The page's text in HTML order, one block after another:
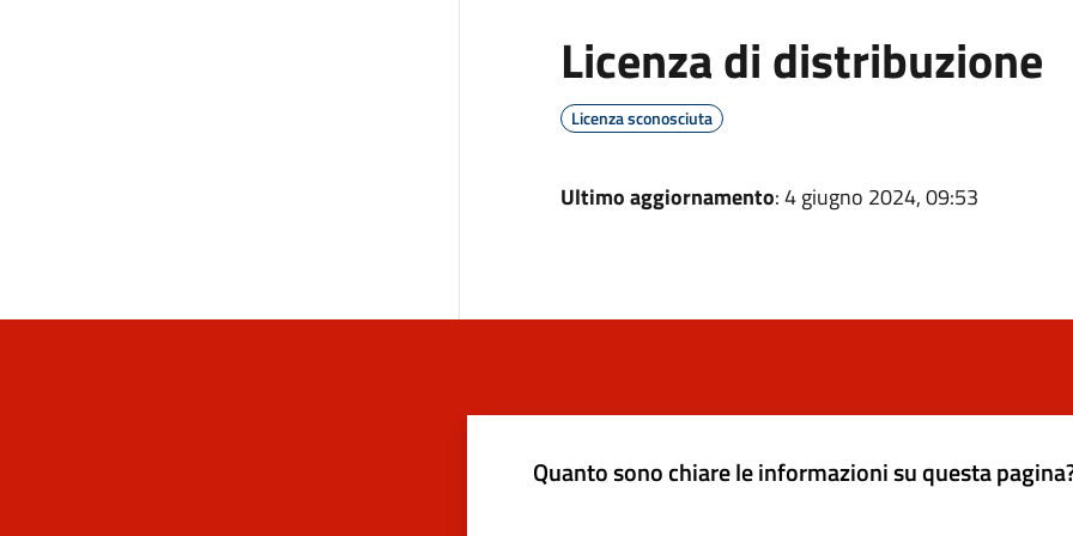
Licenza di distribuzione
Licenza sconosciuta
Ultimo aggiornamento: 4 giugno 2024, 09:53
Quanto sono chiare le informazioni su questa